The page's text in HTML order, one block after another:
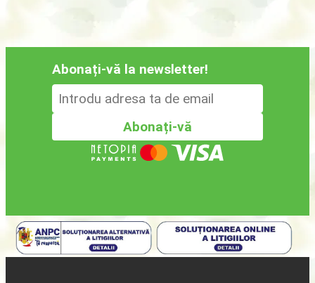
Abonați-vă la newsletter!